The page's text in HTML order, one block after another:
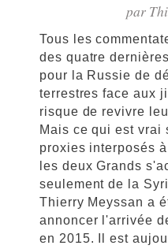
par
Tous les
des quatre
pour la Russie de
terrestres face aux
risque de revivre
Mais ce qui est vrai
proxies interposés
les deux Grands
seulement de la
Thierry Meyssan a
annoncer l'arrivée
en 2015. Il est